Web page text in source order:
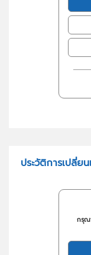
ประวัติการเปลี่ย
กรุณ